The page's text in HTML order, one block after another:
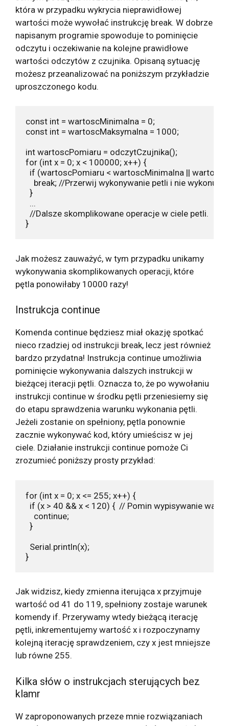
która w przypadku wykrycia nieprawidłowej
wartości może wywołać instrukcję break. W dobrze
napisanym programie spowoduje to pominięcie
odczytu i oczekiwanie na kolejne prawidłowe
wartości odczytów z czujnika. Opisaną sytuację
możesz przeanalizować na poniższym przykładzie
uproszczonego kodu.
const int = wartoscMinimalna = 0;
const int = wartoscMaksymalna = 1000;
int wartoscPomiaru = odczytCzujnika();
for (int x = 0; x < 100000; x++) {
if (wartoscPomiaru < wartoscMinimalna ||
break; //Przerwij wykonywanie petli i nie
  }
  ...
  //Dalsze skomplikowane operacje w ciele petli.
}
Jak możesz zauważyć, w tym przypadku unikamy
wykonywania skomplikowanych operacji, które
pętla ponowiłaby 10000 razy!
Instrukcja continue
Komenda continue będziesz miał okazję spotkać
nieco rzadziej od instrukcji break, lecz jest również
bardzo przydatna! Instrukcja continue umożliwia
pominięcie wykonywania dalszych instrukcji w
bieżącej iteracji pętli. Oznacza to, że po wywołaniu
instrukcji continue w środku pętli przeniesiemy się
do etapu sprawdzenia warunku wykonania pętli.
Jeżeli zostanie on spełniony, pętla ponownie
zacznie wykonywać kod, który umieścisz w jej
ciele. Działanie instrukcji continue pomoże Ci
zrozumieć poniższy prosty przykład:
for (int x = 0; x <= 255; x++) {
if (x > 40 && x < 120) {  // Pomin wypisywanie
    continue;
  }
  Serial.println(x);
}
Jak widzisz, kiedy zmienna iterująca x przyjmuje
wartość od 41 do 119, spełniony zostaje warunek
komendy if. Przerywamy wtedy bieżącą iterację
pętli, inkrementujemy wartość x i rozpoczynamy
kolejną iterację sprawdzeniem, czy x jest mniejsze
lub równe 255.
Kilka słów o instrukcjach sterujących bez
klamr
W zaproponowanych przeze mnie rozwiązaniach